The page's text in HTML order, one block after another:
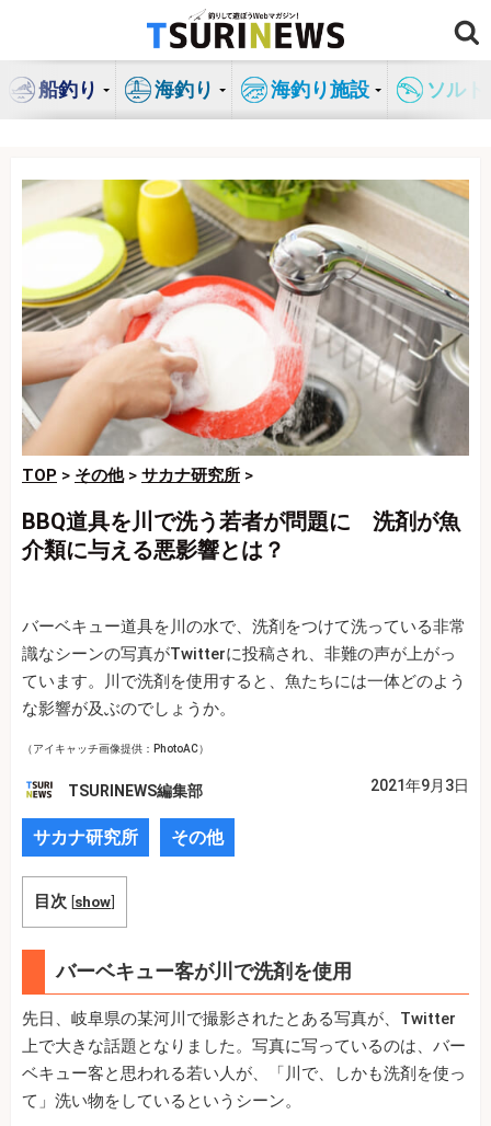
ン
船釣り 海釣り 海釣り施設 ソル
TOP > その他> サカナ研究所 >
BBQ道具を川で洗う若者が問題に 洗剤が魚
介類に与える悪影響とは？
バーベキュー道具を川の水で、洗剤をつけて洗っている非常
識なシーンの写真がTwitterに投稿され、非難の声が上がっ
ています。川で洗剤を使用すると、魚たちには一体どのよう
な影響が及ぶのでしょうか。
（アイキャッチ画像提供：PhotoAC）
TSURINEWS編集部 2021年9月3日
サカナ研究所 その他
目次 [show]
バーベキュー客が川で洗剤を使用
先日、岐阜県の某河川で撮影されたとある写真が、Twitter
上で大きな話題となりました。写真に写っているのは、バー
ベキュー客と思われる若い人が、「川で、しかも洗剤を使っ
て」洗い物をしているというシーン。